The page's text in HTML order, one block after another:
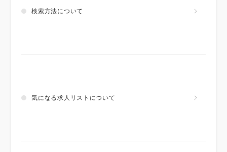
検索方法について
気になる求人リストについて